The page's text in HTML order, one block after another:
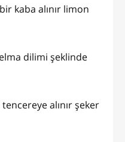
kaba alınır limon
dilimi şeklinde
alınır şeker